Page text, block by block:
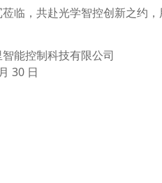
临，共赴光学智控创新之约，
能控制科技有限公司
30 日